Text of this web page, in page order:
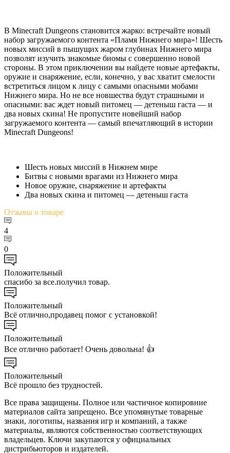
В Minecraft Dungeons становится жарко: встречайте новый
набор загружаемого контента «Пламя Нижнего мира»! Шесть
новых миссий в пышущих жаром глубинах Нижнего мира
позволят изучить знакомые биомы с совершенно новой
стороны. В этом приключении вы найдете новые артефакты,
оружие и снаряжение, если, конечно, у вас хватит смелости
встретиться лицом к лицу с самыми опасными мобами
Нижнего мира. Но не все новшества будут страшными и
опасными: вас ждет новый питомец — детеныш гаста — и
два новых скина! Не пропустите новейший набор
загружаемого контента — самый впечатляющий в истории
Minecraft Dungeons!
Шесть новых миссий в Нижнем мире
Битвы с новыми врагами из Нижнего мира
Новое оружие, снаряжение и артефакты
Два новых скина и питомец — детеныш гаста
Отзывы о товаре
4
0
Положительный
спасибо за все.получил товар.
Положительный
Всё отлично,продавец помог с установкой!
Положительный
Все отлично работает! Очень довольна! 👍
Положительный
Всё прошло без трудностей.
Все права защищены. Полное или частичное копировние
материалов сайта запрещено. Все упомянутые товарные
знаки, логотипы, названия игр и компаний, а также
материалы, являются собственностью соответствующих
владельцев. Ключи закупаются у официальных
дистрибьюторов и издателей.